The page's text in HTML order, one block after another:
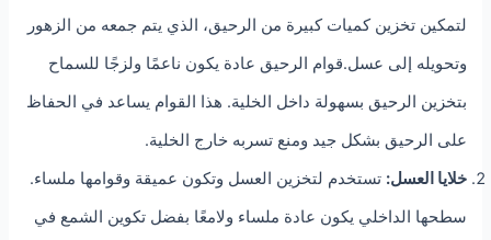
لتمكين تخزين كميات كبيرة من الرحيق، الذي يتم جمعه من الزهور
وتحويله إلى عسل.قوام الرحيق عادة يكون ناعمًا ولزجًا للسماح
بتخزين الرحيق بسهولة داخل الخلية. هذا القوام يساعد في الحفاظ
على الرحيق بشكل جيد ومنع تسربه خارج الخلية.
خلايا العسل: تستخدم لتخزين العسل وتكون عميقة وقوامها ملساء.
سطحها الداخلي يكون عادة ملساء ولامعًا بفضل تكوين الشمع في